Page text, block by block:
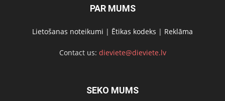
PAR MUMS
Lietošanas noteikumi | Ētikas kodeks | Reklāma
Contact us: dieviete@dieviete.lv
SEKO MUMS